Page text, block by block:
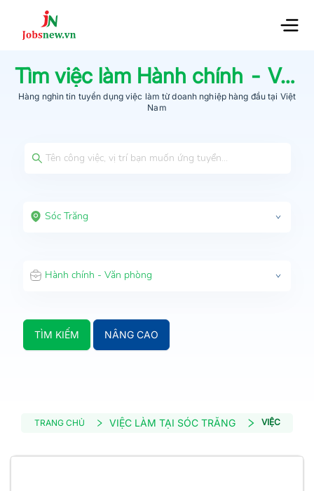
Tìm việc làm Hành chính - Văn phòng
Hàng nghìn tin tuyển dụng việc làm từdoanh nghiệp hàng đầu tại Việt
Nam
Sóc Trăng
Hành chính - Văn phòng
TÌM KIẾM NÂNG CAO
TRANG CHỦ VIỆC LÀM TẠI SÓC TRĂNG VIỆC LÀM